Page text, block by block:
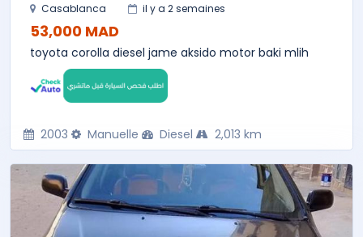
Casablanca il y a 2 semaines
53,000 MAD
toyota corolla diesel jame aksido motor baki mlih
2003 Manuelle Diesel 2,013 km